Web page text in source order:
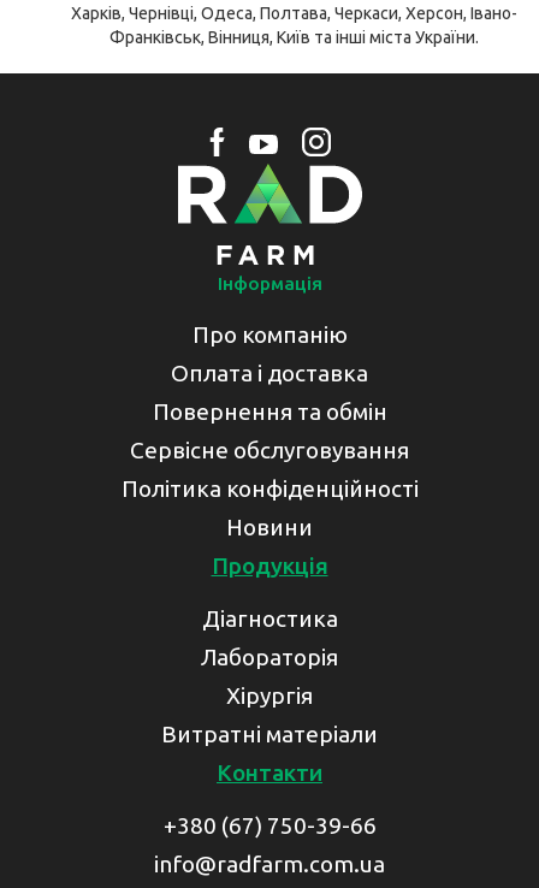
Харків, Чернівці, Одеса, Полтава, Черкаси, Херсон, Івано-
Франківськ, Вінниця, Київ та інші міста України.
Інформація
Про компанію
Оплата і доставка
Повернення та обмін
Сервісне обслуговування
Політика конфіденційності
Новини
Продукція
Діагностика
Лабораторія
Хірургія
Витратні матеріали
Контакти
+380 (67) 750-39-66
info@radfarm.com.ua